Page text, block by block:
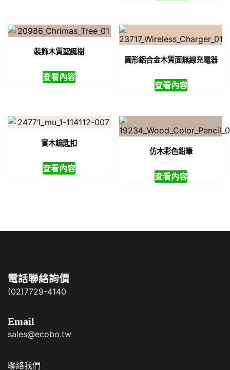
裝飾木質聖誕樹
查看內容
圓形鋁合金木質面無線充電器
查看內容
實木鑰匙扣
查看內容
仿木彩色鉛筆
查看內容
電話聯絡詢價
(02)7729-4140
Email
sales@ecobo.tw
聯絡我們